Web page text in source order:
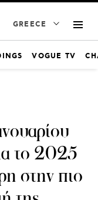
GREECE
VOGUE TV
το 2025
στην πιο